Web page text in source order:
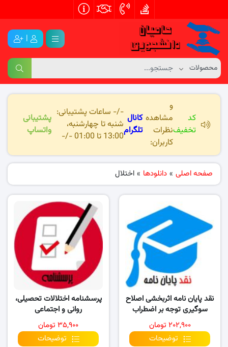
|
کد
تخفیف
و
مشاهده
نظرات
کاربران:
کانال
تلگرام
-/- ساعات پشتیبانی:
شنبه تا چهارشنبه،
13:00 تا 01:00 -/-
پشتیبانی
واتساپ
صفحه اصلی » دانلودها » اختلال
نقد پایان نامه اثربخشی اصلاح
سوگیری توجه بر اضطراب
اجتماعی و بازداری …
۲۰۲,۹۰۰ تومان
توضیحات
پرسشنامه اختلالات تحصیلی،
روانی و اجتماعی
۳۵,۹۰۰ تومان
توضیحات